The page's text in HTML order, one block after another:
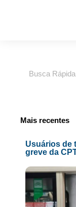
Mais recentes
Usuários de
greve da